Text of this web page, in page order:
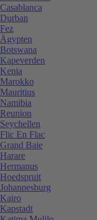
Casablanca
Durban
Fez
Ägypten
Botswana
Kapeverden
Kenia
Marokko
Mauritius
Namibia
Reunion
Seychellen
Flic En Flac
Grand Baie
Harare
Hermanus
Hoedspruit
Johannesburg
Kairo
Kapstadt